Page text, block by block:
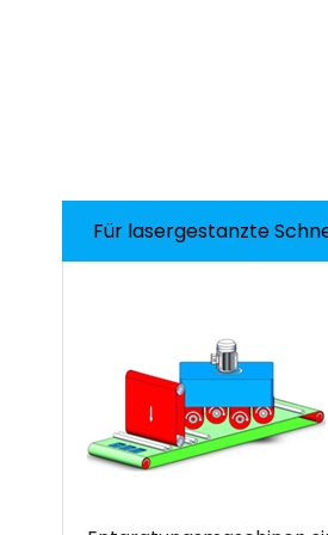
Für lasergestanzte